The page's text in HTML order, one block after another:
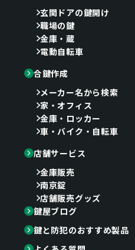
玄関ドアの鍵開け
職場の鍵
金庫・蔵
電動自転車
合鍵作成
メーカー名から検索
家・オフィス
金庫・ロッカー
車・バイク・自転車
店舗サービス
金庫販売
南京錠
店舗販売グッズ
鍵屋ブログ
鍵と防犯のおすすめ製品